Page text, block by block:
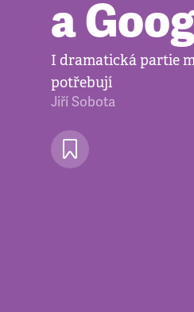
a
I dramatická partie
potřebují
Jiří Sobota